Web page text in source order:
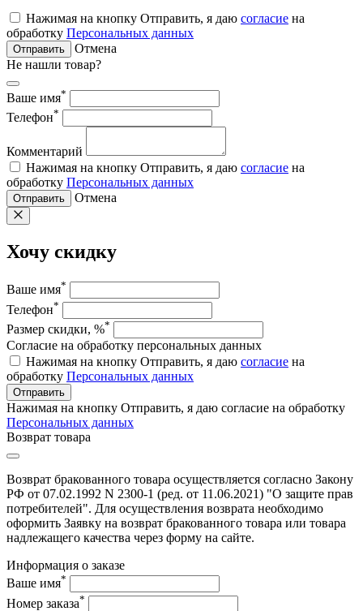
Нажимая на кнопку Отправить, я даю согласие на
обработку Персональных данных
Отправить
Отмена
Не нашли товар?
Ваше имя*
Телефон*
Комментарий
Нажимая на кнопку Отправить, я даю согласие на
обработку Персональных данных
Отправить Отмена
Хочу скидку
Ваше имя*
Телефон*
Размер скидки, %*
Согласие на обработку персональных данных
Нажимая на кнопку Отправить, я даю согласие на
обработку Персональных данных
Отправить
Нажимая на кнопку Отправить, я даю согласие на обработку
Персональных данных
Возврат товара
Возврат бракованного товара осуществляется согласно Закону
РФ от 07.02.1992 N 2300-1 (ред. от 11.06.2021) "О защите прав
потребителей". Для осуществления возврата необходимо
оформить Заявку на возврат бракованного товара или товара
надлежащего качества через форму на сайте.
Информация о заказе
Ваше имя*
Номер заказа*